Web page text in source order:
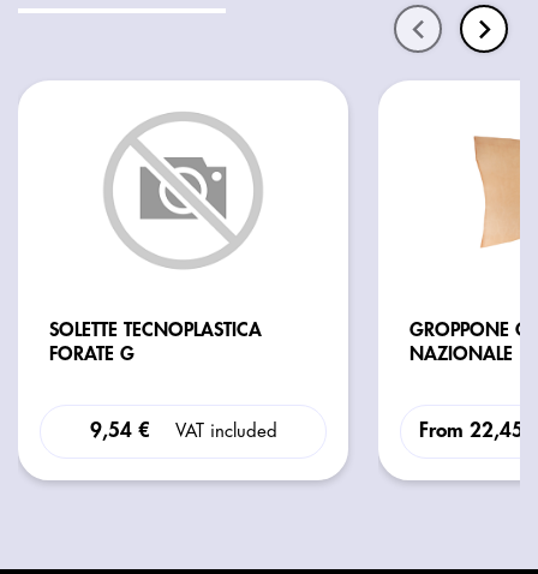
SOLETTE TECNOPLASTICA
FORATE G
9,54 € VAT included
GROPPONE
NAZIONALE
From 22,45